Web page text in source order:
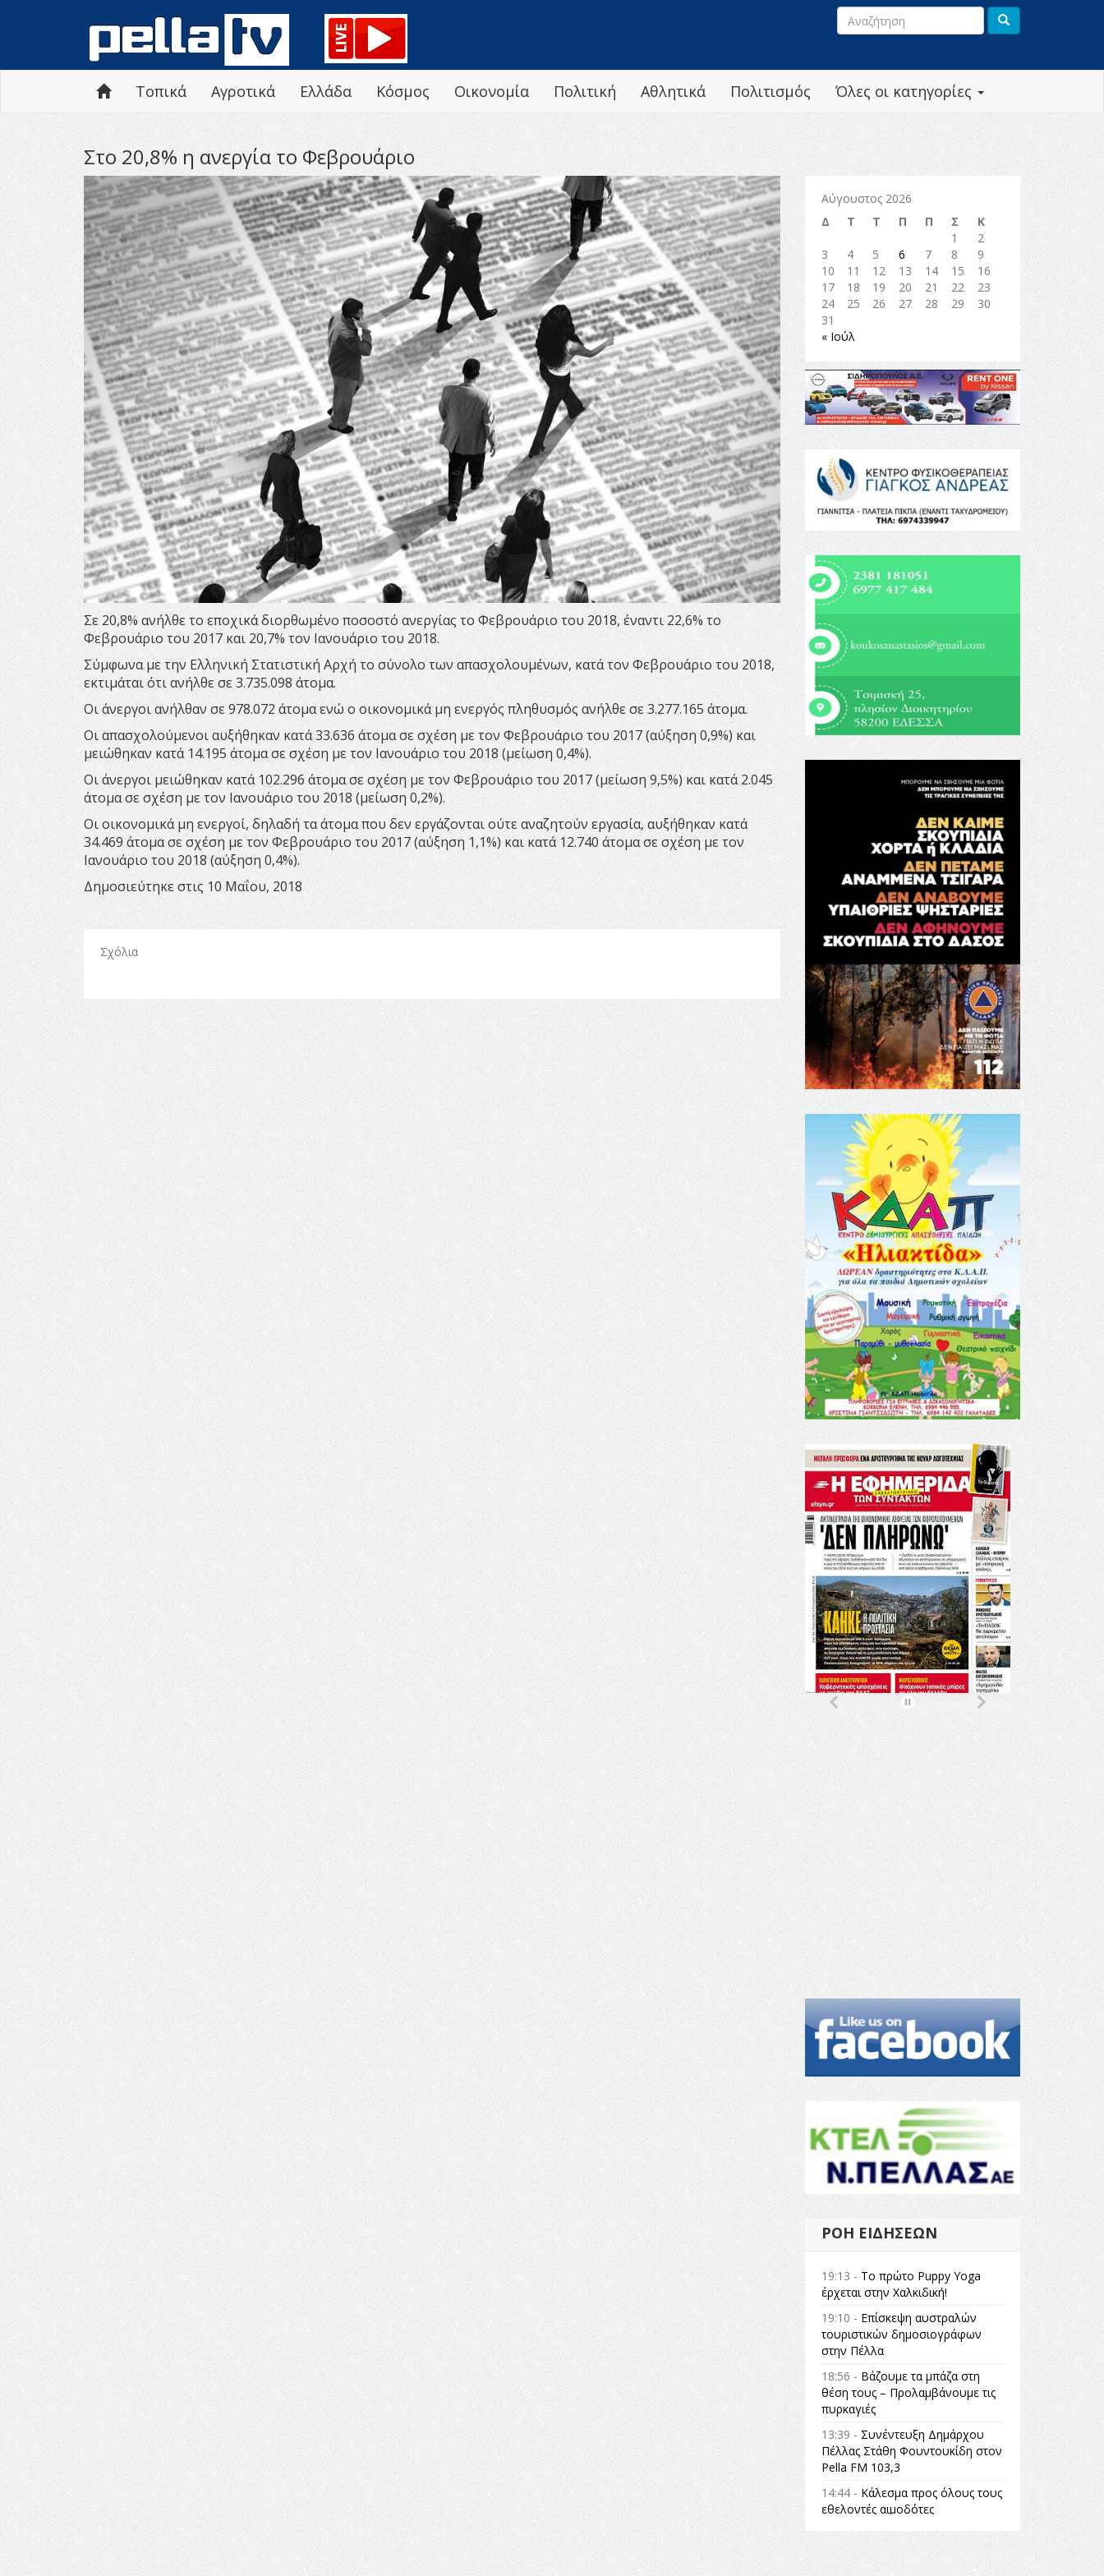
Όλες οι κατηγορίες
Τοπικά Αγροτικά Ελλάδα Κόσμος Οικονομία Πολιτική Αθλητικά Πολιτισμός
Στο 20,8% η ανεργία το Φεβρουάριο
Σε 20,8% ανήλθε το εποχικά διορθωμένο ποσοστό ανεργίας το Φεβρουάριο του 2018, έναντι 22,6% το
Φεβρουάριο του 2017 και 20,7% τον Ιανουάριο του 2018.
Σύμφωνα με την Ελληνική Στατιστική Αρχή το σύνολο των απασχολουμένων, κατά τον Φεβρουάριο του 2018,
εκτιμάται ότι ανήλθε σε 3.735.098 άτομα.
Οι άνεργοι ανήλθαν σε 978.072 άτομα ενώ ο οικονομικά μη ενεργός πληθυσμός ανήλθε σε 3.277.165 άτομα.
Οι απασχολούμενοι αυξήθηκαν κατά 33.636 άτομα σε σχέση με τον Φεβρουάριο του 2017 (αύξηση 0,9%) και
μειώθηκαν κατά 14.195 άτομα σε σχέση με τον Ιανουάριο του 2018 (μείωση 0,4%).
Οι άνεργοι μειώθηκαν κατά 102.296 άτομα σε σχέση με τον Φεβρουάριο του 2017 (μείωση 9,5%) και κατά 2.045
άτομα σε σχέση με τον Ιανουάριο του 2018 (μείωση 0,2%).
Οι οικονομικά μη ενεργοί, δηλαδή τα άτομα που δεν εργάζονται ούτε αναζητούν εργασία, αυξήθηκαν κατά
34.469 άτομα σε σχέση με τον Φεβρουάριο του 2017 (αύξηση 1,1%) και κατά 12.740 άτομα σε σχέση με τον
Ιανουάριο του 2018 (αύξηση 0,4%).
Δημοσιεύτηκε στις 10 Μαΐου, 2018
Σχόλια
Αύγουστος 2026
Δ
Τ Τ Π Π Σ
Κ
1
2
3
4 5 6 7 8
9
10
11 12 13 14 15
16
17
18 19 20 21 22
23
24
25 26 27 28 29
30
31
« Ιούλ
ΡΟΉ ΕΙΔΉΣΕΩΝ
19:13 - Το πρώτο Puppy Yoga
έρχεται στην Χαλκιδική!
19:10 - Επίσκεψη αυστραλών
τουριστικών δημοσιογράφων
στην Πέλλα
18:56 - Βάζουμε τα μπάζα στη
θέση τους – Προλαμβάνουμε τις
πυρκαγιές
13:39 - Συνέντευξη Δημάρχου
Πέλλας Στάθη Φουντουκίδη στον
Pella FM 103,3
14:44 - Κάλεσμα προς όλους τους
εθελοντές αιμοδότες
14:23 -Όλη η Ελλάδα ένας
πολιτισμός Μουσική
εγκατάσταση Πόλεμος και